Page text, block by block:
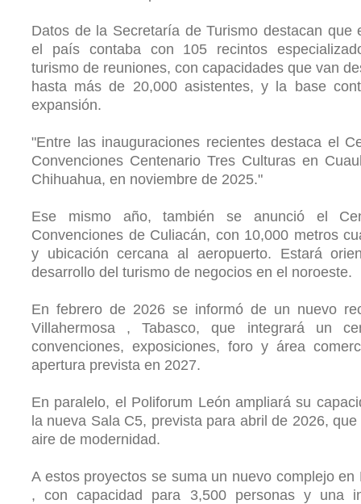
Datos de la Secretaría de Turismo destacan que
el país contaba con 105 recintos
turismo de reuniones, con capacidades que van
hasta más de 20,000 asistentes, y la base
expansión.
"Entre las inauguraciones recientes destaca el
Convenciones Centenario Tres Culturas en
Chihuahua, en noviembre de 2025."
Ese mismo año, también se anunció el
Convenciones de Culiacán, con 10,000 metros
y ubicación cercana al aeropuerto. Estará
desarrollo del turismo de negocios en el noroeste.
En febrero de 2026 se informó de un nuevo
Villahermosa , Tabasco, que integrará un
convenciones, exposiciones, foro y área
apertura prevista en 2027.
En paralelo, el Poliforum León ampliará su
la nueva Sala C5, prevista para abril de 2026,
aire de modernidad.
A estos proyectos se suma un nuevo complejo en
, con capacidad para 3,500 personas y una